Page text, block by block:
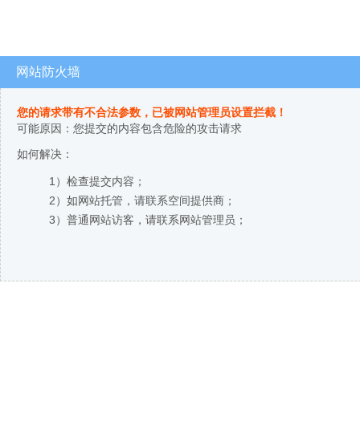
网站防火墙
您的请求带有不合法参数，已被网站管理员设置拦截！
可能原因：您提交的内容包含危险的攻击请求
如何解决：
1）检查提交内容；
2）如网站托管，请联系空间提供商；
3）普通网站访客，请联系网站管理员；